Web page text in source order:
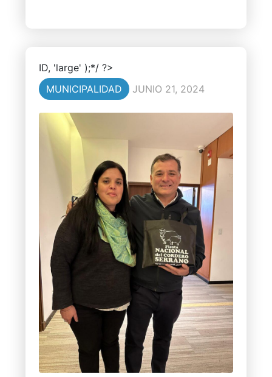
ID, 'large' );*/ ?>
MUNICIPALIDAD
JUNIO 21, 2024